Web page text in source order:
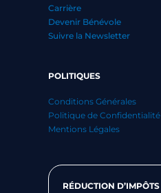
Carrière
Devenir Bénévole
Suivre la Newsletter
POLITIQUES
Conditions Générales
Politique de Confidentialité
Mentions Légales
RÉDUCTION D’IMPÔTS